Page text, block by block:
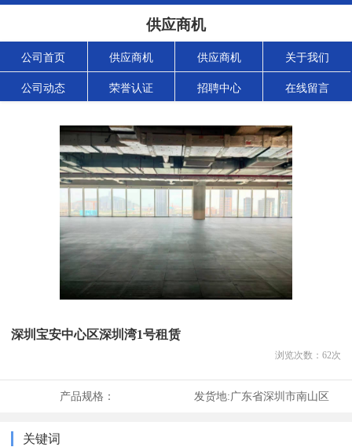
供应商机
公司首页 供应商机 供应商机 关于我们
公司动态 荣誉认证 招聘中心 在线留言
深圳宝安中心区深圳湾1号租赁
浏览次数： 62次
产品规格： 发货地:广东省深圳市南山区
关键词